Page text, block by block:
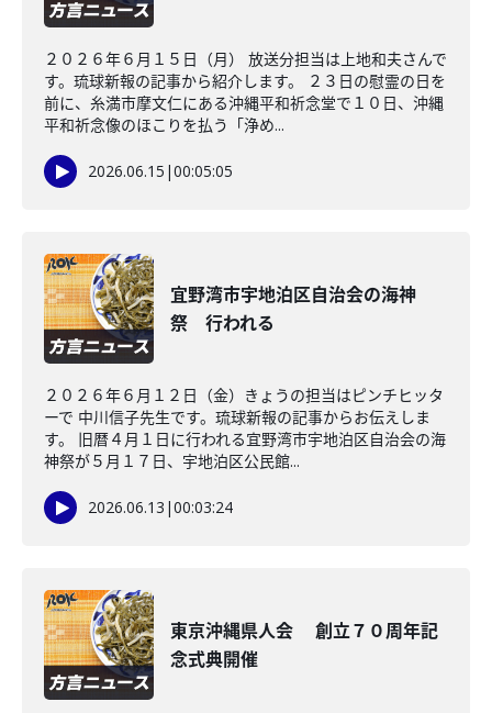
２０２６年６月１５日（月） 放送分担当は上地和夫さんで
す。琉球新報の記事から紹介します。 ２３日の慰霊の日を
前に、糸満市摩文仁にある沖縄平和祈念堂で１０日、沖縄
平和祈念像のほこりを払う「浄め...
2026.06.15 |00:05:05
宜野湾市宇地泊区自治会の海神
祭 行われる
２０２６年６月１２日（金）きょうの担当はピンチヒッタ
ーで 中川信子先生です。琉球新報の記事からお伝えしま
す。 旧暦４月１日に行われる宜野湾市宇地泊区自治会の海
神祭が５月１７日、宇地泊区公民館...
2026.06.13 |00:03:24
東京沖縄県人会 創立７０周年記
念式典開催